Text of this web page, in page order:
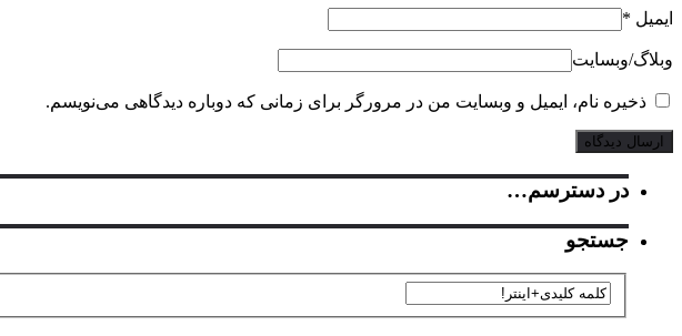
ایمیل *
وبلاگ‌/‌وبسایت
ذخیره نام، ایمیل و وبسایت من در مرورگر برای زمانی که دوباره دیدگاهی می‌نویسم.
در دسترسم…
جستجو